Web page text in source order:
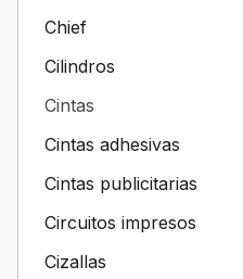
Chief
Cilindros
Cintas
Cintas adhesivas
Cintas publicitarias
Circuitos impresos
Cizallas